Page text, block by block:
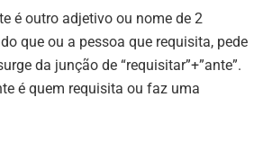
é outro adjetivo ou nome de 2
que ou a pessoa que requisita, pede
da junção de “requisitar”+”ante”.
é quem requisita ou faz uma